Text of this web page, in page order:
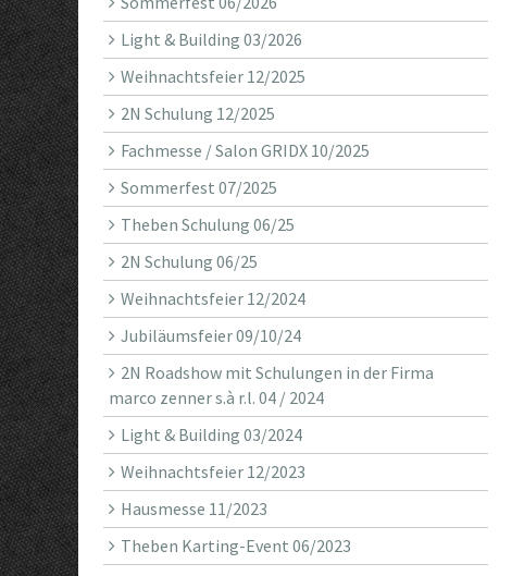
Light & Building 03/2026
Weihnachtsfeier 12/2025
2N Schulung 12/2025
Fachmesse / Salon GRIDX 10/2025
Sommerfest 07/2025
Theben Schulung 06/25
2N Schulung 06/25
Weihnachtsfeier 12/2024
Jubiläumsfeier 09/10/24
2N Roadshow mit Schulungen in der Firma
marco zenner s.à r.l. 04 / 2024
Light & Building 03/2024
Weihnachtsfeier 12/2023
Hausmesse 11/2023
Theben Karting-Event 06/2023